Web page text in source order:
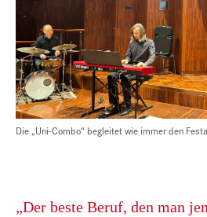
Die „Uni-Combo“ begleitet wie immer den
„Der beste Beruf, den man